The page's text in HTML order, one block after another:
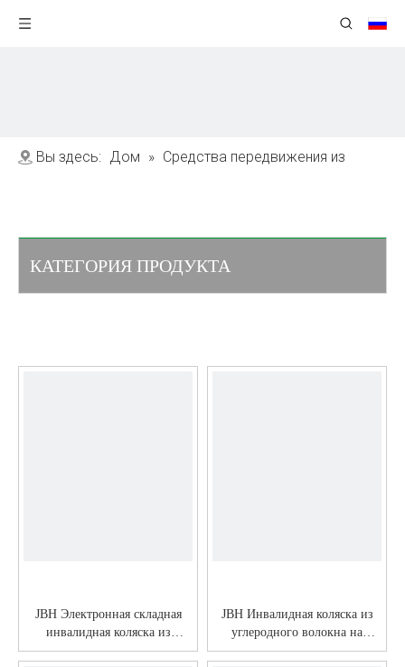
Вы здесь: Дом » Средства передвижения из
КАТЕГОРИЯ ПРОДУКТА
JBH Электронная складная
инвалидная коляска из
углеродного волокна DC10
JBH Инвалидная коляска из
углеродного волокна на
аккумуляторе DC09L